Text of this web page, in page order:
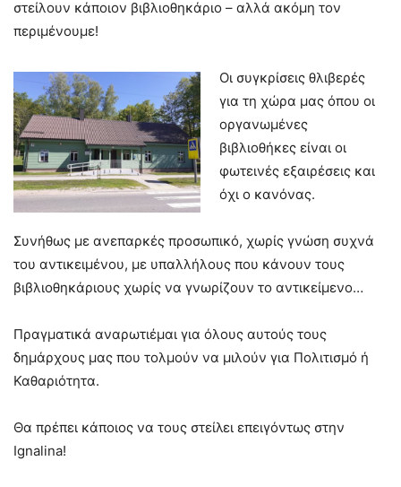
στείλουν κάποιον βιβλιοθηκάριο – αλλά ακόμη τον
περιμένουμε!
Οι συγκρίσεις θλιβερές
για τη χώρα μας όπου οι
οργανωμένες
βιβλιοθήκες είναι οι
φωτεινές εξαιρέσεις και
όχι ο κανόνας.
Συνήθως με ανεπαρκές προσωπικό, χωρίς γνώση συχνά
του αντικειμένου, με υπαλλήλους που κάνουν τους
βιβλιοθηκάριους χωρίς να γνωρίζουν το αντικείμενο…
Πραγματικά αναρωτιέμαι για όλους αυτούς τους
δημάρχους μας που τολμούν να μιλούν για Πολιτισμό ή
Καθαριότητα.
Θα πρέπει κάποιος να τους στείλει επειγόντως στην
Ignalina!